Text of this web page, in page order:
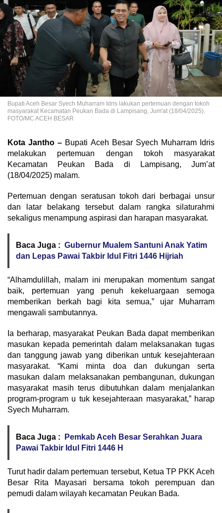
Bupati Aceh Besar Syech Muharram Idris lakukan pertemuan dengan tokoh
masyarakat Kecamatan Peukan Bada di Lampisang, Jum'at (18/04/2025).
FOTO/MC ACEH BESAR
Kota Jantho – Bupati Aceh Besar Syech Muharram Idris
melakukan pertemuan dengan tokoh masyarakat
Kecamatan Peukan Bada di Lampisang, Jum’at
(18/04/2025) malam.
Pertemuan dengan seratusan tokoh dari berbagai unsur
dan latar belakang tersebut dalam rangka silaturahmi
sekaligus menampung aspirasi dan harapan masyarakat.
Baca Juga : Gubernur Mualem Santuni Anak Yatim
dan Lepas Pawai Takbir Idul Fitri 1446 Hijriah
“Alhamdulillah, malam ini merupakan momentum sangat
baik, pertemuan yang penuh kekeluargaan semoga
memberikan berkah bagi kita semua,” ujar Muharram
mengawali sambutannya.
Ia berharap, masyarakat Peukan Bada dapat memberikan
masukan kepada pemerintah dalam melaksanakan tugas
dan tanggung jawab yang diberikan untuk kesejahteraan
masyarakat. “Kami minta doa dan dukungan serta
masukan dalam melaksanakan pembangunan, dukungan
masyarakat masih terus dibutuhkan dalam menjalankan
program-program u tuk kesejahteraan masyarakat,” harap
Syech Muharram.
Baca Juga :
Pemkab Aceh Besar Serahkan Juara
Pawai Takbir Idul Fitri 1446 H
Turut hadir dalam pertemuan tersebut, Ketua TP PKK Aceh
Besar Rita Mayasari bersama tokoh perempuan dan
pemudi dalam wilayah kecamatan Peukan Bada.